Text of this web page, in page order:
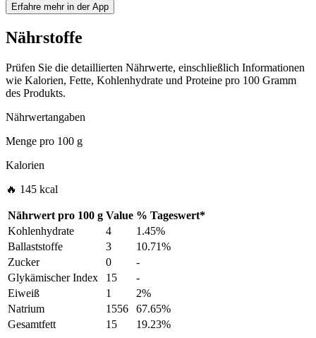
Erfahre mehr in der App
Nährstoffe
Prüfen Sie die detaillierten Nährwerte, einschließlich Informationen
wie Kalorien, Fette, Kohlenhydrate und Proteine pro 100 Gramm
des Produkts.
Nährwertangaben
Menge pro 100 g
Kalorien
🔥 145 kcal
Nährwert pro 100 g Value % Tageswert*
Kohlenhydrate
4
1.45%
Ballaststoffe
3
10.71%
Zucker
0
-
Glykämischer Index
15
-
Eiweiß
1
2%
Natrium
1556
67.65%
Gesamtfett
15 19.23%